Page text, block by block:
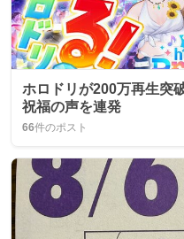
ホロドリが200万再生突
祝福の声を連発
66件のポスト